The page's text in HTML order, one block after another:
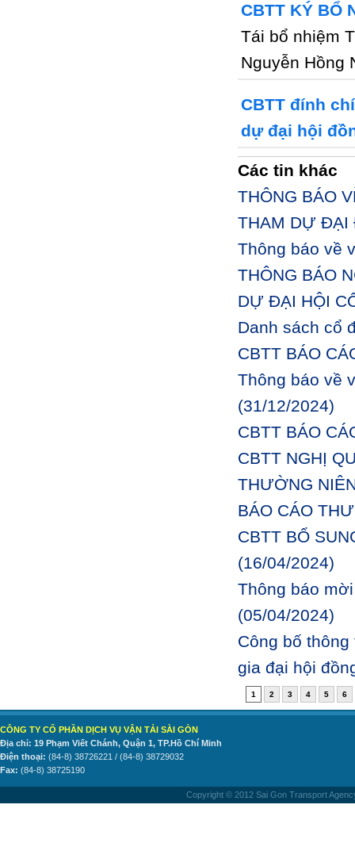
CBTT KÝ BỔ
Tái bổ nhiệm
Nguyễn Hồng
CBTT đính
dự đại hội
Các tin khác
THÔNG BÁO
THAM DỰ ĐẠI
Thông báo về
THÔNG BÁO
DỰ ĐẠI HỘI
Danh sách cổ
CBTT BÁO
Thông báo về
(31/12/2024)
CBTT BÁO
CBTT NGHỊ
THƯỜNG
BÁO CÁO
CBTT BỔ
(16/04/2024)
Thông báo
(05/04/2024)
Công bố
gia đại hội
1 2 3 4 5 6
CÔNG TY CỔ PHẦN DỊCH VỤ VẬN TẢI SÀI GÒN
Địa chỉ: 19 Phạm Viết Chánh, Quận 1, TP.Hồ Chí Minh
Điện thoại: (84-8) 38726221 / (84-8) 38729032
Fax: (84-8) 38725190
Copyright © 2012 Sai Gon Transport